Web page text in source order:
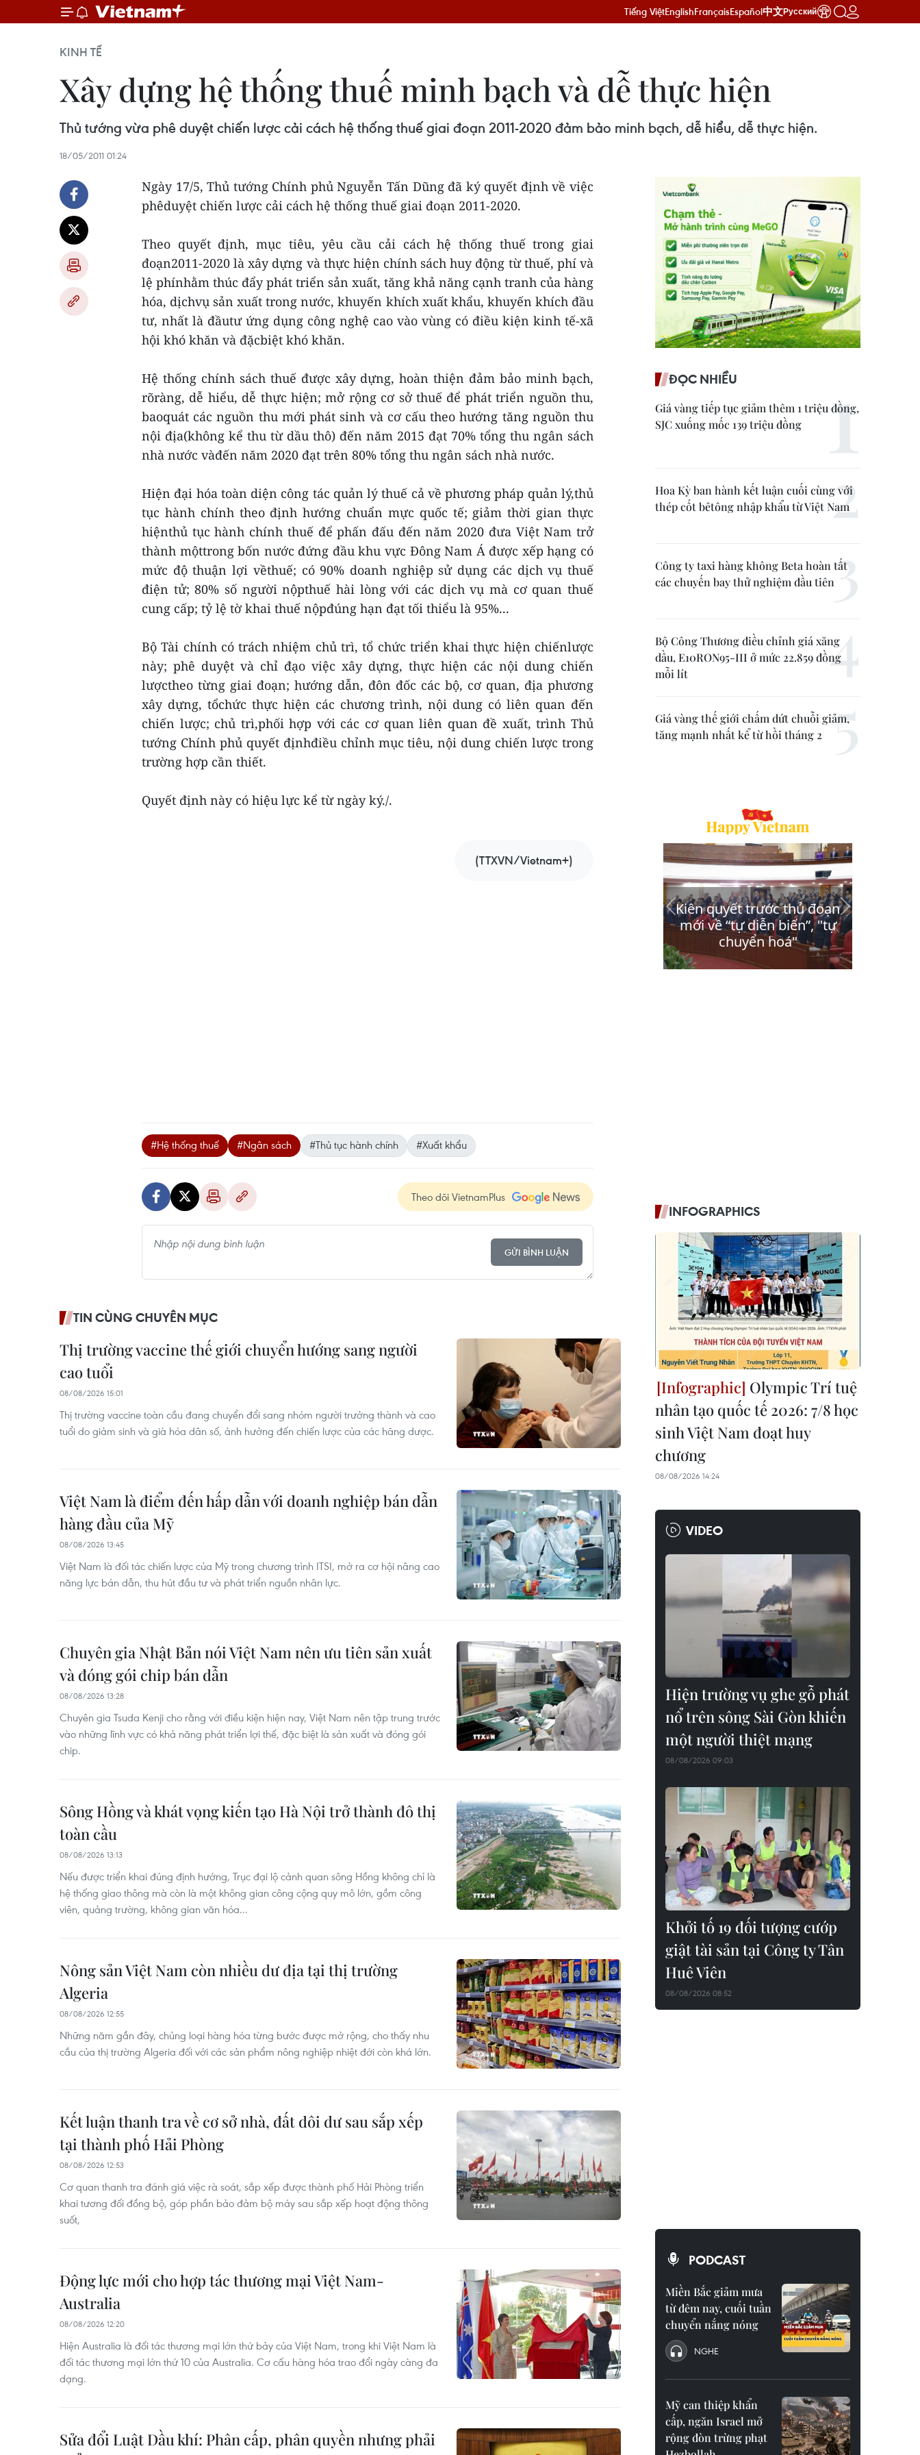
Tiếng ViệtEnglishFrançaisEspañol中文Русский
KINH TẾ
Xây dựng hệ thống thuế minh bạch và dễ thực hiện
Thủ tướng vừa phê duyệt chiến lược cải cách hệ thống thuế giai đoạn 2011-2020 đảm bảo minh bạch, dễ hiểu, dễ thực hiện.
18/05/2011 01:24
Ngày 17/5, Thủ tướng Chính phủ Nguyễn Tấn Dũng đã ký quyết định về việc
phêduyệt chiến lược cải cách hệ thống thuế giai đoạn 2011-2020.
Theo quyết định, mục tiêu, yêu cầu cải cách hệ thống thuế trong giai
đoạn2011-2020 là xây dựng và thực hiện chính sách huy động từ thuế, phí và
lệ phínhằm thúc đẩy phát triển sản xuất, tăng khả năng cạnh tranh của hàng
hóa, dịchvụ sản xuất trong nước, khuyến khích xuất khẩu, khuyến khích đầu
tư, nhất là đầutư ứng dụng công nghệ cao vào vùng có điều kiện kinh tế-xã
hội khó khăn và đặcbiệt khó khăn.
Hệ thống chính sách thuế được xây dựng, hoàn thiện đảm bảo minh bạch,
rõràng, dễ hiểu, dễ thực hiện; mở rộng cơ sở thuế để phát triển nguồn thu,
baoquát các nguồn thu mới phát sinh và cơ cấu theo hướng tăng nguồn thu
nội địa(không kể thu từ dầu thô) đến năm 2015 đạt 70% tổng thu ngân sách
nhà nước vàđến năm 2020 đạt trên 80% tổng thu ngân sách nhà nước.
Hiện đại hóa toàn diện công tác quản lý thuế cả về phương pháp quản lý,thủ
tục hành chính theo định hướng chuẩn mực quốc tế; giảm thời gian thực
hiệnthủ tục hành chính thuế để phấn đấu đến năm 2020 đưa Việt Nam trở
thành mộttrong bốn nước đứng đầu khu vực Đông Nam Á được xếp hạng có
mức độ thuận lợi vềthuế; có 90% doanh nghiệp sử dụng các dịch vụ thuế
điện tử; 80% số người nộpthuế hài lòng với các dịch vụ mà cơ quan thuế
cung cấp; tỷ lệ tờ khai thuế nộpđúng hạn đạt tối thiểu là 95%...
Bộ Tài chính có trách nhiệm chủ trì, tổ chức triển khai thực hiện chiếnlược
này; phê duyệt và chỉ đạo việc xây dựng, thực hiện các nội dung chiến
lượctheo từng giai đoạn; hướng dẫn, đôn đốc các bộ, cơ quan, địa phương
xây dựng, tổchức thực hiện các chương trình, nội dung có liên quan đến
chiến lược; chủ trì,phối hợp với các cơ quan liên quan đề xuất, trình Thủ
tướng Chính phủ quyết địnhđiều chỉnh mục tiêu, nội dung chiến lược trong
trường hợp cần thiết.
Quyết định này có hiệu lực kể từ ngày ký./.
(TTXVN/Vietnam+)
#Hệ thống thuế #Ngân sách #Thủ tục hành chính #Xuất khẩu
Theo dõi VietnamPlus
GỬI BÌNH LUẬN
TIN CÙNG CHUYÊN MỤC
Thị trường vaccine thế giới chuyển hướng sang người
cao tuổi
08/08/2026 15:01
Thị trường vaccine toàn cầu đang chuyển đổi sang nhóm người trưởng thành và cao
tuổi do giảm sinh và già hóa dân số, ảnh hưởng đến chiến lược của các hãng dược.
Việt Nam là điểm đến hấp dẫn với doanh nghiệp bán dẫn
hàng đầu của Mỹ
08/08/2026 13:45
Việt Nam là đối tác chiến lược của Mỹ trong chương trình ITSI, mở ra cơ hội nâng cao
năng lực bán dẫn, thu hút đầu tư và phát triển nguồn nhân lực.
Chuyên gia Nhật Bản nói Việt Nam nên ưu tiên sản xuất
và đóng gói chip bán dẫn
08/08/2026 13:28
Chuyên gia Tsuda Kenji cho rằng với điều kiện hiện nay, Việt Nam nên tập trung trước
vào những lĩnh vực có khả năng phát triển lợi thế, đặc biệt là sản xuất và đóng gói
chip.
Sông Hồng và khát vọng kiến tạo Hà Nội trở thành đô thị
toàn cầu
08/08/2026 13:13
Nếu được triển khai đúng định hướng, Trục đại lộ cảnh quan sông Hồng không chỉ là
hệ thống giao thông mà còn là một không gian công cộng quy mô lớn, gồm công
viên, quảng trường, không gian văn hóa...
Nông sản Việt Nam còn nhiều dư địa tại thị trường
Algeria
08/08/2026 12:55
Những năm gần đây, chủng loại hàng hóa từng bước được mở rộng, cho thấy nhu
cầu của thị trường Algeria đối với các sản phẩm nông nghiệp nhiệt đới còn khá lớn.
Kết luận thanh tra về cơ sở nhà, đất dôi dư sau sắp xếp
tại thành phố Hải Phòng
08/08/2026 12:53
Cơ quan thanh tra đánh giá việc rà soát, sắp xếp được thành phố Hải Phòng triển
khai tương đối đồng bộ, góp phần bảo đảm bộ máy sau sắp xếp hoạt động thông
suốt,
Động lực mới cho hợp tác thương mại Việt Nam-
Australia
08/08/2026 12:20
Hiện Australia là đối tác thương mại lớn thứ bảy của Việt Nam, trong khi Việt Nam là
đối tác thương mại lớn thứ 10 của Australia. Cơ cấu hàng hóa trao đổi ngày càng đa
dạng.
Sửa đổi Luật Dầu khí: Phân cấp, phân quyền nhưng phải
ĐỌC NHIỀU
Giá vàng tiếp tục giảm thêm 1 triệu đồng,
SJC xuống mốc 139 triệu đồng
Hoa Kỳ ban hành kết luận cuối cùng với
thép cốt bêtông nhập khẩu từ Việt Nam
Công ty taxi hàng không Beta hoàn tất
các chuyến bay thử nghiệm đầu tiên
Bộ Công Thương điều chỉnh giá xăng
dầu, E10RON95-III ở mức 22.859 đồng
mỗi lít
Giá vàng thế giới chấm dứt chuỗi giảm,
tăng mạnh nhất kể từ hồi tháng 2
INFOGRAPHICS
Olympic Trí tuệ
nhân tạo quốc tế 2026: 7/8 học
sinh Việt Nam đoạt huy
chương
08/08/2026 14:24
VIDEO
Hiện trường vụ ghe gỗ phát
nổ trên sông Sài Gòn khiến
một người thiệt mạng
08/08/2026 09:03
Khởi tố 19 đối tượng cướp
giật tài sản tại Công ty Tân
Huê Viên
08/08/2026 08:52
PODCAST
Miền Bắc giảm mưa
từ đêm nay, cuối tuần
chuyển nắng nóng
NGHE
Mỹ can thiệp khẩn
cấp, ngăn Israel mở
rộng đòn trừng phạt